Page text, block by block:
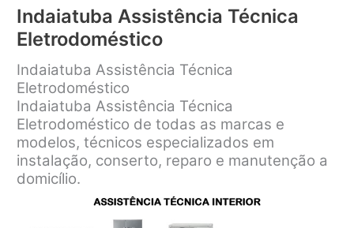
Indaiatuba Assistência Técnica
Eletrodoméstico
Indaiatuba Assistência Técnica
Eletrodoméstico
Indaiatuba Assistência Técnica
Eletrodoméstico de todas as marcas e
modelos, técnicos especializados em
instalação, conserto, reparo e manutenção a
domicílio.